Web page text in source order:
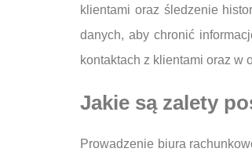
klientami oraz śledzenie
danych, aby chronić
kontaktach z klientami oraz w
Jakie są zalety
Prowadzenie biura